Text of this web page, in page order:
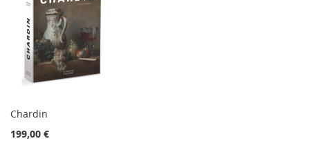
Chardin
199,00 €